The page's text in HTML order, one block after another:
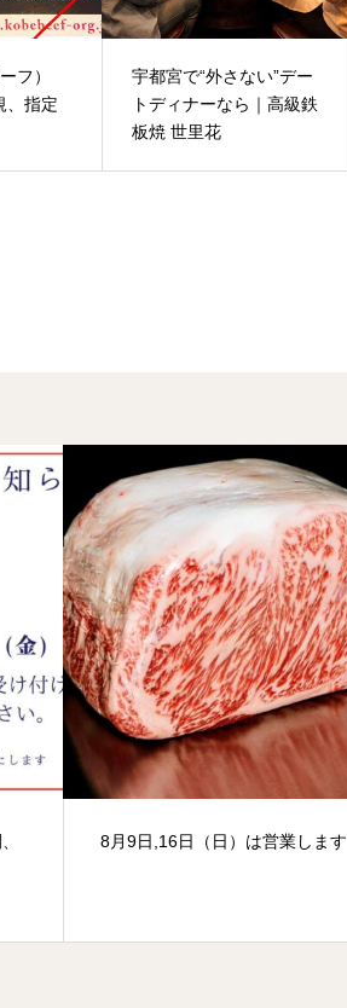
フ）
、指定
宇都宮で“外さない”デー
トディナーなら｜高級鉄
板焼 世里花
8月9日,16日（日）は営業します